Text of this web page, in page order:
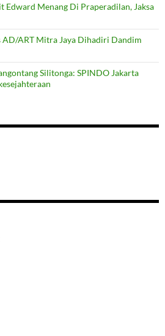
Edward Menang Di Praperadilan, Jaksa
AD/ART Mitra Jaya Dihadiri Dandim
Silitonga: SPINDO Jakarta